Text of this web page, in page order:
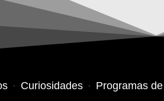
Curiosidades Programas